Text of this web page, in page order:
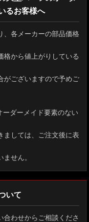
るお客様へ
、各メーカーの部品価格
格から値上がりしている
がございますので予めご
ーダーメイド要素のない
ましては、ご注文後に表
せん。
いて
合わせからご相談くださ